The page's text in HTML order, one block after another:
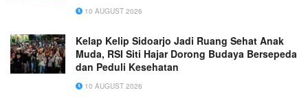
10 AUGUST 2026
Kelap Kelip Sidoarjo Jadi Ruang Sehat Anak
Muda, RSI Siti Hajar Dorong Budaya Bersepeda
dan Peduli Kesehatan
10 AUGUST 2026